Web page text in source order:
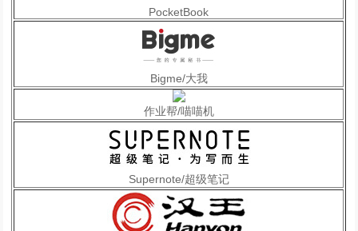
PocketBook
Bigme/大我
作业帮/喵喵机
Supernote/超级笔记